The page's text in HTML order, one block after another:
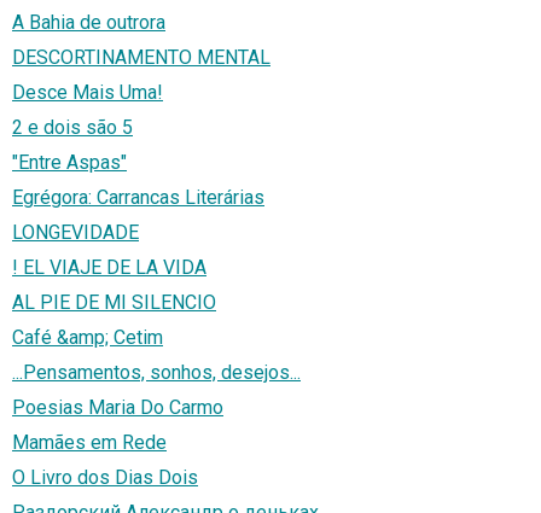
A Bahia de outrora
DESCORTINAMENTO MENTAL
Desce Mais Uma!
2 e dois são 5
"Entre Aspas"
Egrégora: Carrancas Literárias
LONGEVIDADE
! EL VIAJE DE LA VIDA
AL PIE DE MI SILENCIO
Café &amp; Cetim
...Pensamentos, sonhos, desejos...
Poesias Maria Do Carmo
Mamães em Rede
O Livro dos Dias Dois